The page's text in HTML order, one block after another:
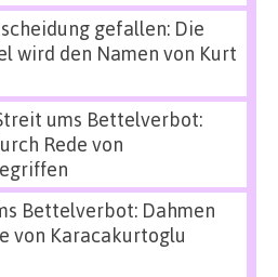
gefallen: Die
wird den Namen von Kurt
ums Bettelverbot:
Rede von
Bettelverbot: Dahmen
von Karacakurtoglu